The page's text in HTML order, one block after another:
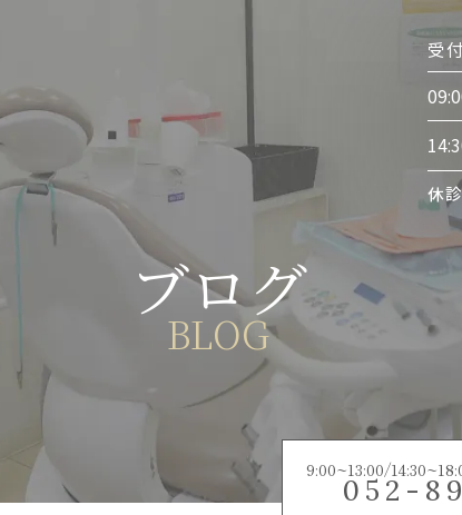
ブログ
BLOG
受
休
9:00~13:00/
052-